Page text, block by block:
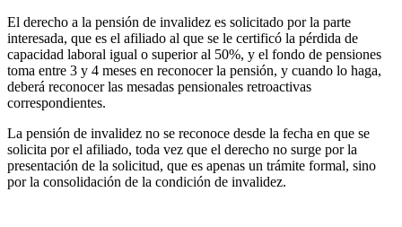
El derecho a la pensión de invalidez es solicitado por la parte
interesada, que es el afiliado al que se le certificó la pérdida de
capacidad laboral igual o superior al 50%, y el fondo de pensiones
toma entre 3 y 4 meses en reconocer la pensión, y cuando lo haga,
deberá reconocer las mesadas pensionales retroactivas
correspondientes.
La pensión de invalidez no se reconoce desde la fecha en que se
solicita por el afiliado, toda vez que el derecho no surge por la
presentación de la solicitud, que es apenas un trámite formal, sino
por la consolidación de la condición de invalidez.